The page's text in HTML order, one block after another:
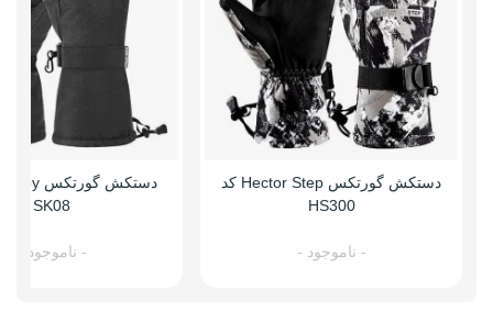
دستکش گورتکس Hector Step کد
HS300
- ناموجود -
SK08
- ناموجود -